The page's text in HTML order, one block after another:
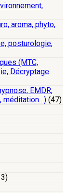
aroma, phyto,
posturologie,
(MTC,
Décryptage
EMDR,
méditation…) (47)